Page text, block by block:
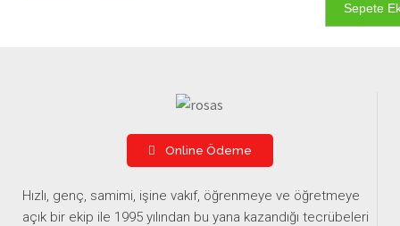
Sepete
Online Ödeme
Hızlı, genç, samimi, işine vakıf, öğrenmeye ve öğretmeye
açık bir ekip ile 1995 yılından bu yana kazandığı tecrübeleri